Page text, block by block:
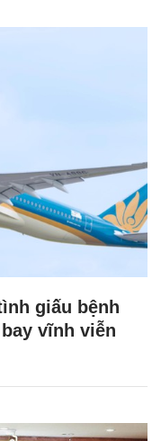
giấu bệnh
vĩnh viễn